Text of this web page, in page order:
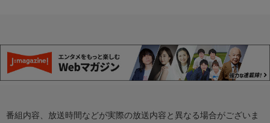
番組内容、放送時間などが実際の放送内容と異なる場合がございま